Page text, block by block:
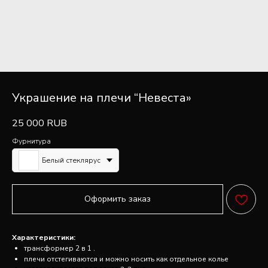
Украшение на плечи “Невеста»
25 000 RUB
Фурнитура
Белый стеклярус
Оформить заказ
Характеристики:
трансформер 2 в 1 .
плечи отстегиваются и можно носить как отдельное колье
ПОПУЛЯРНЫЕ